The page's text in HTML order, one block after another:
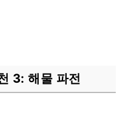
3: 해물 파전